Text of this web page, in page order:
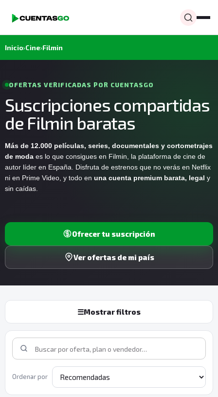
Inicio›Cine›Filmin
OFERTAS VERIFICADAS POR CUENTASGO
Suscripciones compartidas
de Filmin baratas
Más de 12.000 películas, series, documentales y cortometrajes
de moda es lo que consigues en Filmin, la plataforma de cine de
autor líder en España. Disfruta de estrenos que no verás en Netflix
ni en Prime Video, y todo en una cuenta premium barata, legal y
sin caídas.
Ofrecer tu suscripción
Ver ofertas de mi país
☰Mostrar filtros
Ordenar por